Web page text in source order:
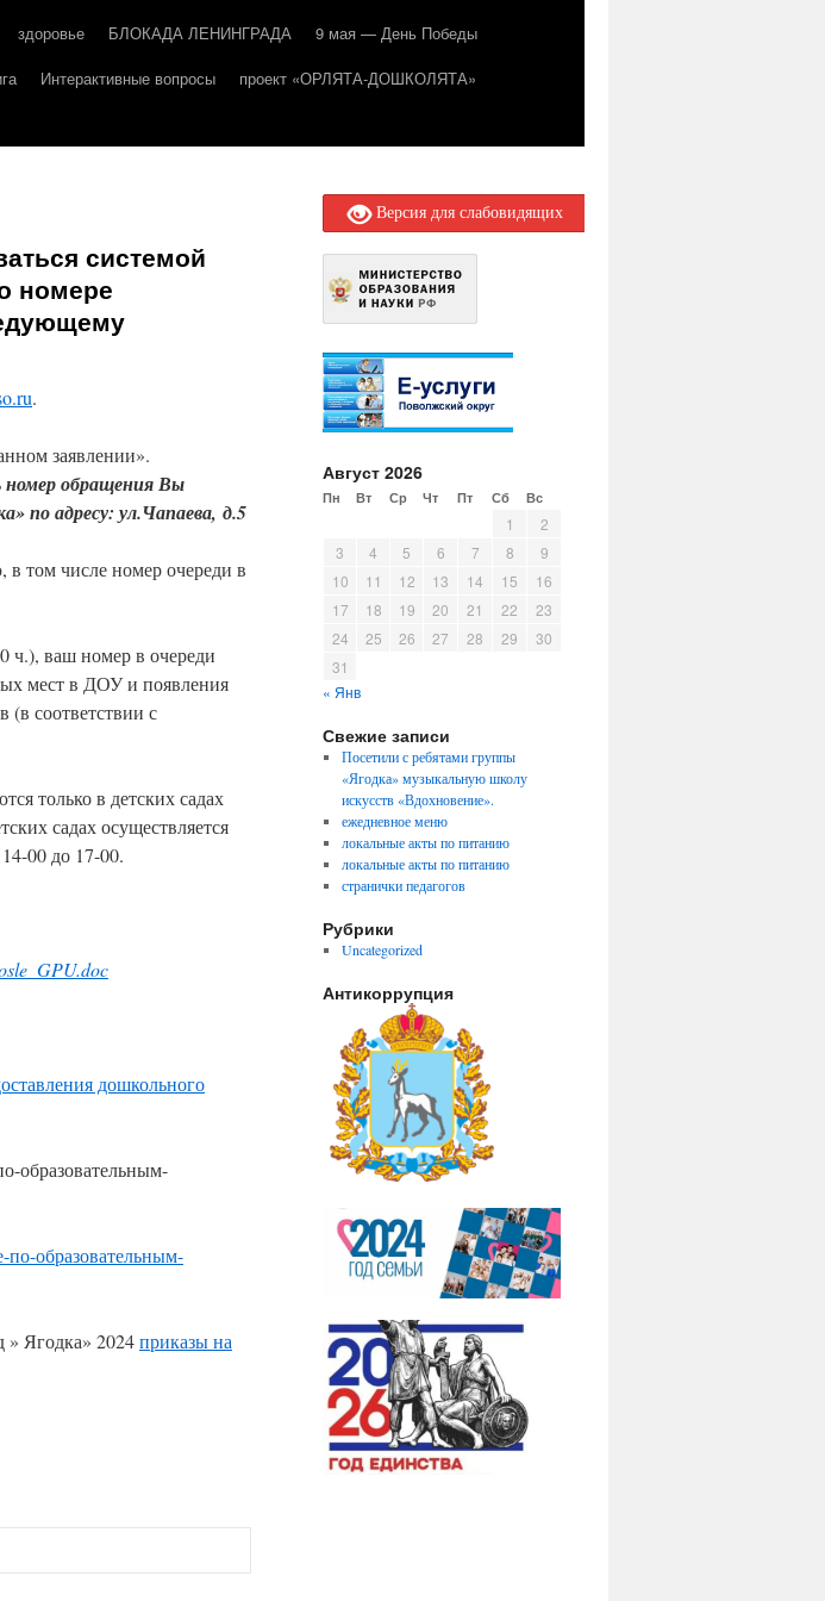
здоровье БЛОКАДА ЛЕНИНГРАДА
9 мая — День Победы
Интерактивные вопросы
проект «ОРЛЯТА-ДОШКОЛЯТА»
системой
номере
.
заявлении».
номер обращения Вы
по адресу: ул.Чапаева, д.5
том числе номер очереди в
ч.), ваш номер в очереди
мест в ДОУ и появления
соответствии с
только в детских садах
садах осуществляется
00 до 17-00.
дошкольного
образовательным-
образовательным-
» Ягодка» 2024приказы на
Версия для слабовидящих
Август 2026
Пн Вт Ср Чт Пт Сб Вс
1
2
3
4 5 6 7 8
9
10
11 12 13 14 15
16
17
18 19 20 21 22
23
24
25 26 27 28 29
30
31
« Янв
Свежие записи
Посетили с ребятами группы
«Ягодка» музыкальную школу
искусств «Вдохновение».
ежедневное меню
локальные акты по питанию
локальные акты по питанию
странички педагогов
Рубрики
Uncategorized
Антикоррупция